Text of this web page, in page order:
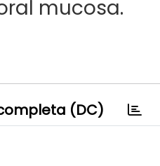
mucosa.
(DC)